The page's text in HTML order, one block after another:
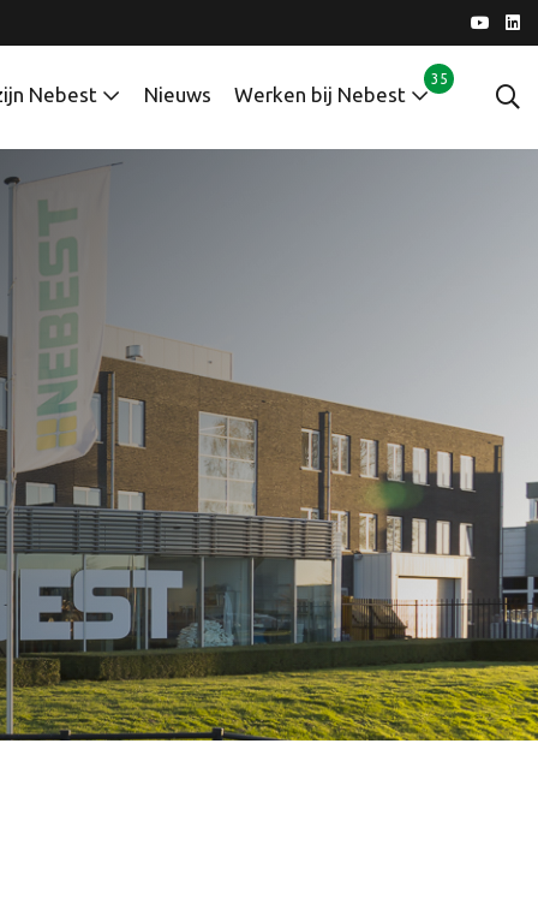
35
Nebest Nieuws Werken bij Nebest